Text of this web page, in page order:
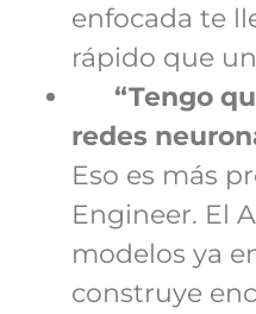
enfocada te
rápido que
“Tengo
redes
Eso es más
Engineer. El
modelos ya
construye